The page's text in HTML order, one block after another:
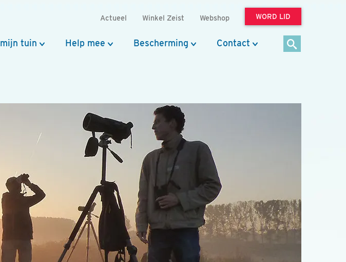
Actueel Winkel Zeist Webshop WORD LID
tuin Help mee Bescherming Contact